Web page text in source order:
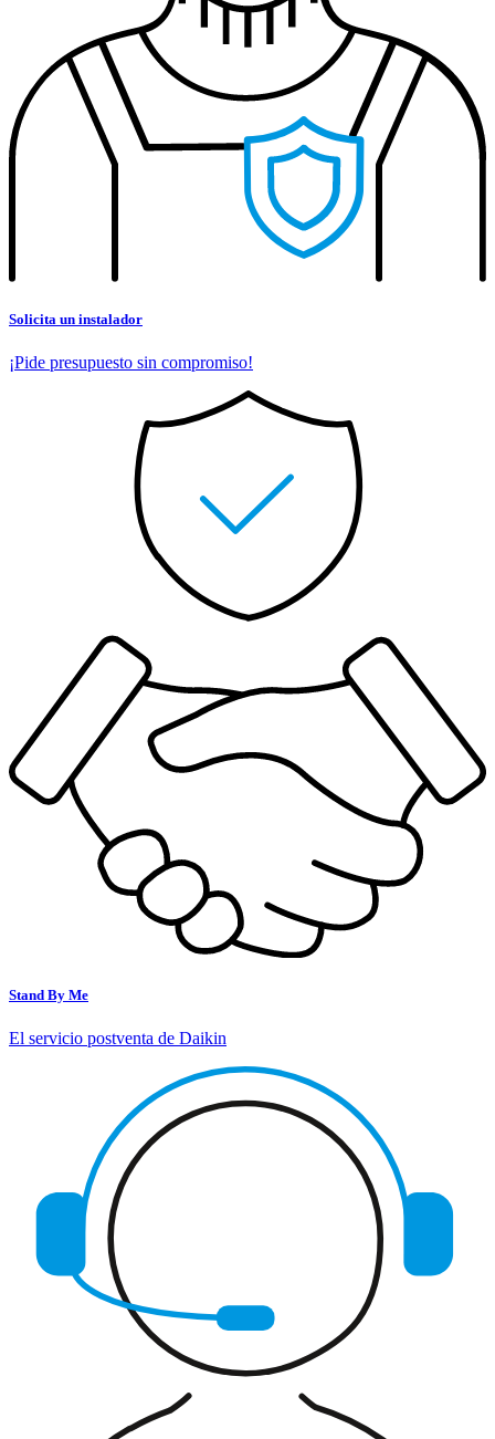
Solicita un instalador
¡Pide presupuesto sin compromiso!
Stand By Me
El servicio postventa de Daikin